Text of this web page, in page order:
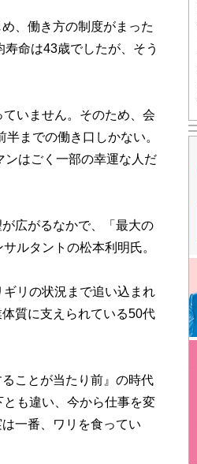
、働き方の制度がまった
命は43歳でしたが、そう
いません。そのため、会
までの働き口しかない。
はごく一部の幸運な人だ
広がるなかで、「最大の
ルタントの松本利明氏。
リの状況まで追い込まれ
質に支えられている50代
ことが当たり前』の時代
も違い、今から仕事を変
一番、ワリを食ってい